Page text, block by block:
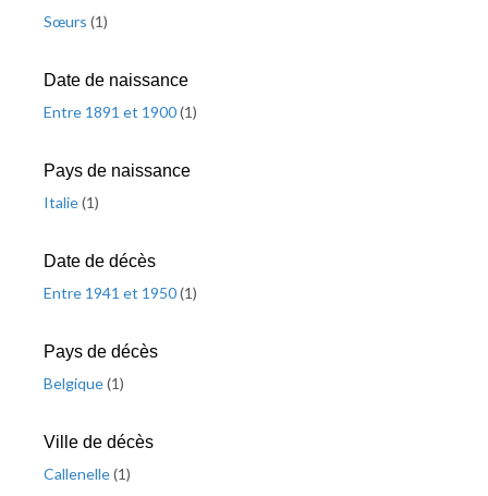
Sœurs (1)
Date de naissance
Entre 1891 et 1900(1)
Pays de naissance
Italie(1)
Date de décès
Entre 1941 et 1950(1)
Pays de décès
Belgique(1)
Ville de décès
Callenelle(1)